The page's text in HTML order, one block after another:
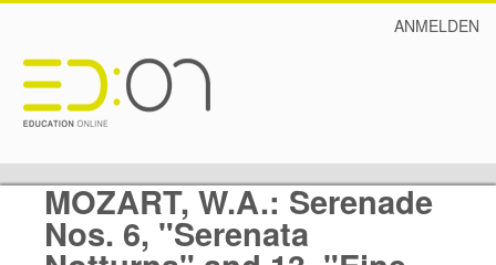
ANMELDEN
MOZART, W.A.: Serenade
Nos. 6, "Serenata